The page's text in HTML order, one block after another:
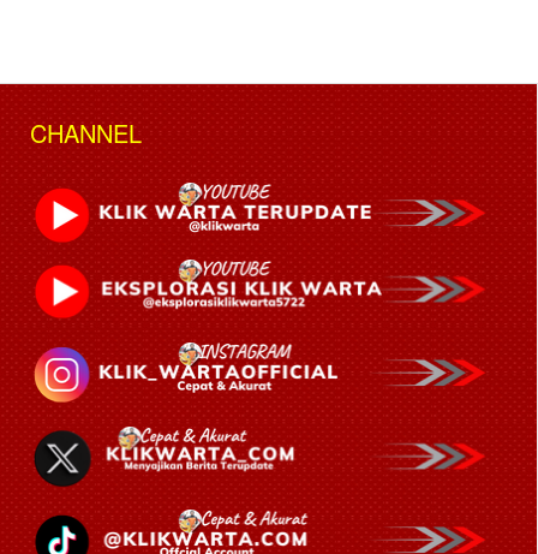
CHANNEL